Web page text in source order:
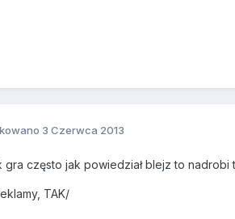
3 Czerwca 2013
gra często jak powiedział blejz to nadrobi
TAK/